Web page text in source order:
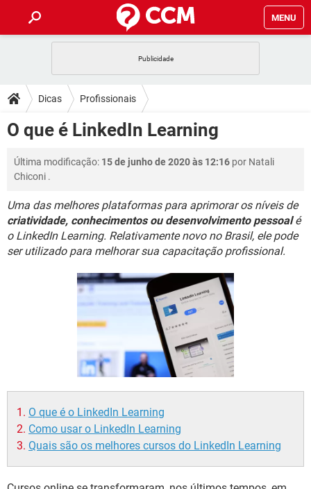
MENU
CELULAR
OUTLOOK EXCEL
GUIA DE COMPRAS
DICAS
JOGOS
CELULAR FACEBOOK
OUTLOOK EXCEL
GUIA DE COMPRAS
DOWNLOADS
CELULAR
INSTAGRAM GMAIL
GUIA DE COMPRAS
FÓRUM
CELULAR FACEBOOK
OUTLOOK EXCEL
INSTAGRAM GMAIL
GUIA DE COMPRAS
JOGOS WHATSAPP
CELULAR FACEBOOK
GMAIL
Dicas Profissionais
O que é LinkedIn Learning
Última modificação: 15 de junho de 2020 às 12:16 por Natali
Chiconi .
Uma das melhores plataformas para aprimorar os níveis de
criatividade, conhecimentos ou desenvolvimento pessoalé
o LinkedIn Learning. Relativamente novo no Brasil, ele pode
ser utilizado para melhorar sua capacitação profissional.
O que é o LinkedIn Learning
Como usar o LinkedIn Learning
Quais são os melhores cursos do LinkedIn Learning